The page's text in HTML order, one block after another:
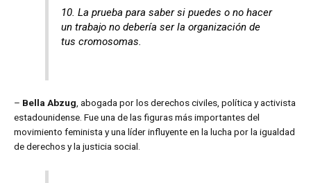
10. La prueba para saber si puedes o no hacer
un trabajo no debería ser la organización de
tus cromosomas.
– Bella Abzug , abogada por los derechos civiles, política​​ y activista
estadounidense. Fue una de las figuras más importantes del
movimiento feminista y una líder influyente en la lucha por la igualdad
de derechos y la justicia social.